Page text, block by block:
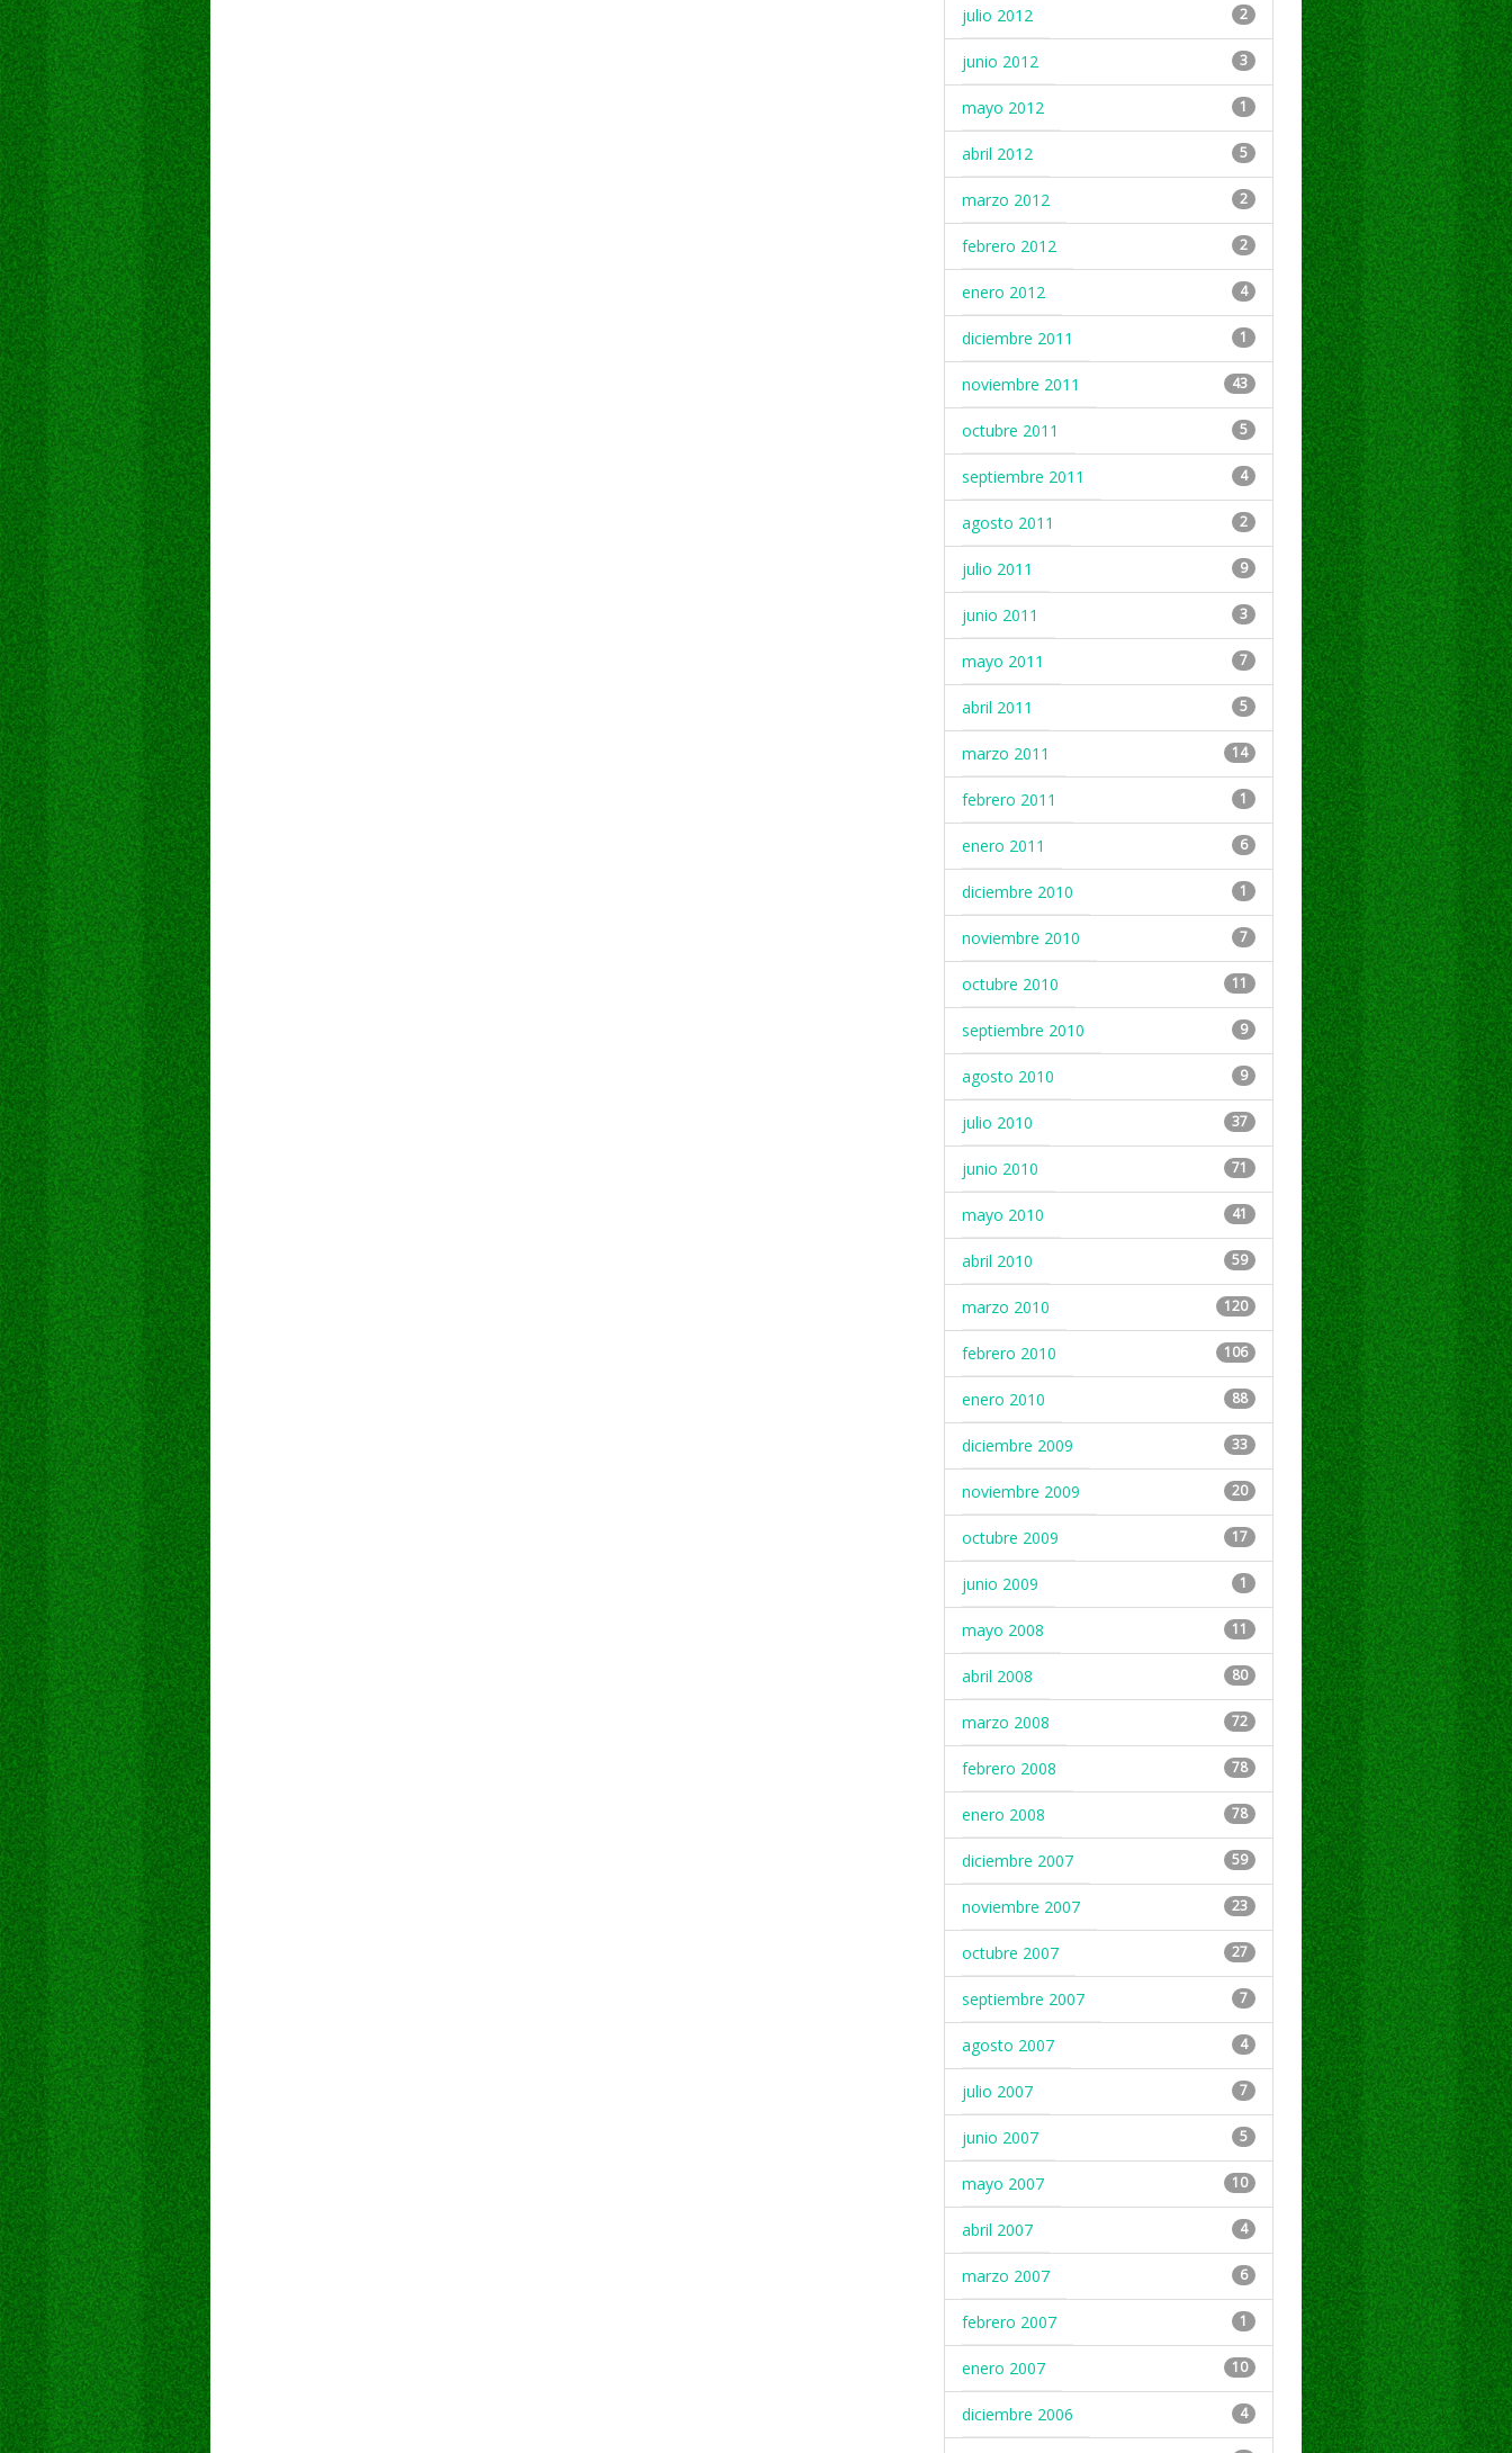
julio 2012 2
junio 2012 3
mayo 2012 1
abril 2012 5
marzo 2012 2
febrero 2012 2
enero 2012 4
diciembre 2011 1
noviembre 2011 43
octubre 2011 5
septiembre 2011 4
agosto 2011 2
julio 2011 9
junio 2011 3
mayo 2011 7
abril 2011 5
marzo 2011 14
febrero 2011 1
enero 2011 6
diciembre 2010 1
noviembre 2010 7
octubre 2010 11
septiembre 2010 9
agosto 2010 9
julio 2010 37
junio 2010 71
mayo 2010 41
abril 2010 59
marzo 2010 120
febrero 2010 106
enero 2010 88
diciembre 2009 33
noviembre 2009 20
octubre 2009 17
junio 2009 1
mayo 2008 11
abril 2008 80
marzo 2008 72
febrero 2008 78
enero 2008 78
diciembre 2007 59
noviembre 2007 23
octubre 2007 27
septiembre 2007 7
agosto 2007 4
julio 2007 7
junio 2007 5
mayo 2007 10
abril 2007 4
marzo 2007 6
febrero 2007 1
enero 2007 10
diciembre 2006 4